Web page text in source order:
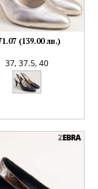
37,37.5,40
(139.00 лв.)